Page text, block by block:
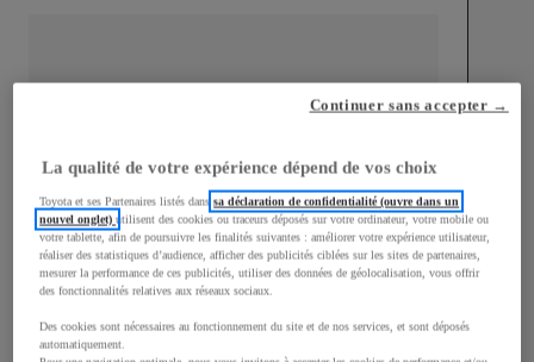
Longueur
3 700mm
Hauteur
1 510
La qualité de votre expérience dépend de vos choix
Toyota et ses Partenaires listés danssa déclaration de confidentialité (ouvre dans un
nouvel onglet)utilisent des cookies ou traceurs déposés sur votre ordinateur, votre mobile ou
votre tablette, afin de poursuivre les finalités suivantes : améliorer votre expérience utilisateur,
réaliser des statistiques d’audience, afficher des publicités ciblées sur les sites de partenaires,
mesurer la performance de ces publicités, utiliser des données de géolocalisation, vous offrir
des fonctionnalités relatives aux réseaux sociaux.
Des cookies sont nécessaires au fonctionnement du site et de nos services, et sont déposés
automatiquement.
Continuer sans accepter →